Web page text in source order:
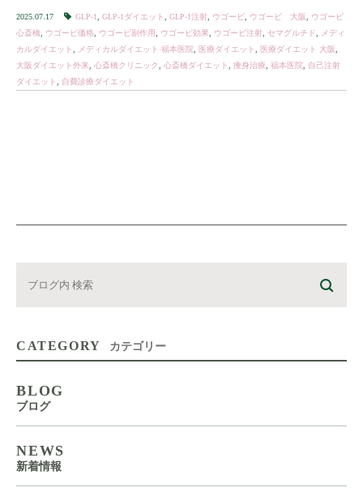
2025.07.17 GLP-1 GLP-1ダイエット GLP-1注射 ウゴービ ウゴービ 大阪
ウゴービ
心斎橋
ウゴービ価格 ウゴービ副作用 ウゴービ効果 ウゴービ注射 セマグルチド
メディ
カルダイエット
メディカルダイエット 福本医院 医療ダイエット 医療ダイエット 大阪
大阪ダイエット外来 心斎橋クリニック 心斎橋ダイエット 痩身治療 福本医院
自己注射
ダイエット
自費診療ダイエット
CATEGORY カテゴリー
BLOG
ブログ
NEWS
新着情報